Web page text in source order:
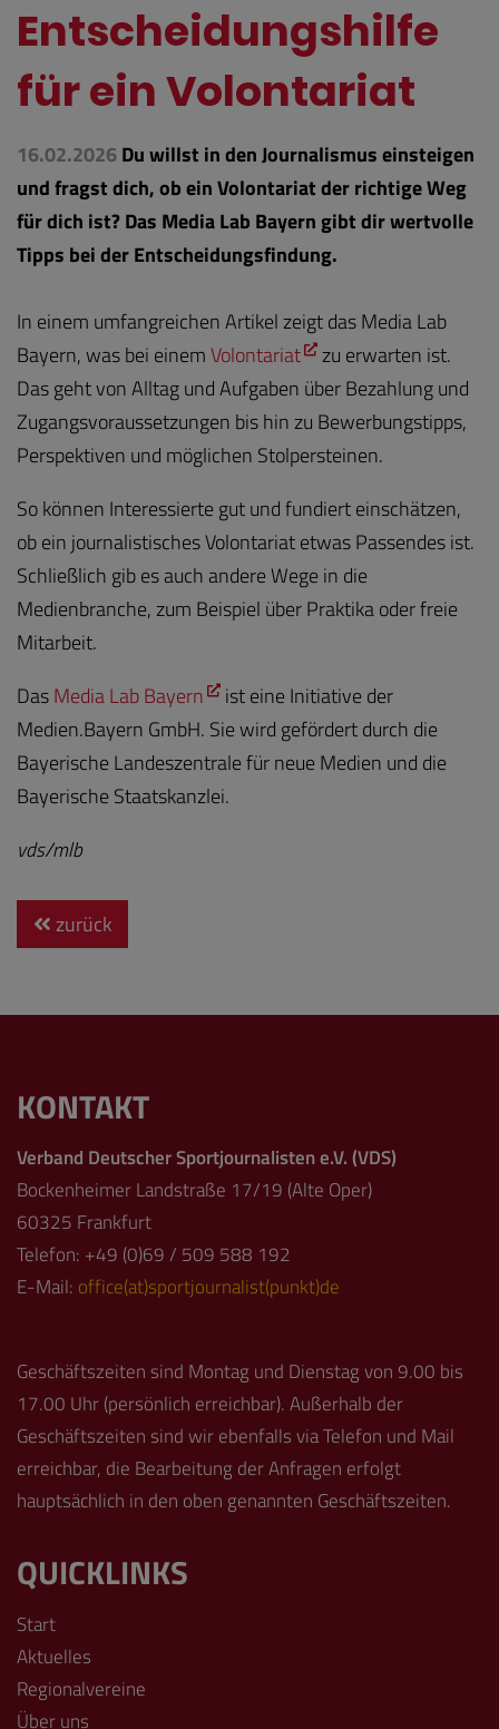
Entscheidungshilfe
für ein Volontariat
16.02.2026Du willst in den Journalismus einsteigen
und fragst dich, ob ein Volontariat der richtige Weg
für dich ist? Das Media Lab Bayern gibt dir wertvolle
Tipps bei der Entscheidungsfindung.
In einem umfangreichen Artikel zeigt das Media Lab
Bayern, was bei einemVolontariat
zu erwarten ist.
Das geht von Alltag und Aufgaben über Bezahlung und
Zugangsvoraussetzungen bis hin zu Bewerbungstipps,
Perspektiven und möglichen Stolpersteinen.
So können Interessierte gut und fundiert einschätzen,
ob ein journalistisches Volontariat etwas Passendes ist.
Schließlich gib es auch andere Wege in die
Medienbranche, zum Beispiel über Praktika oder freie
Mitarbeit.
DasMedia Lab Bayern
ist eine Initiative der
Medien.Bayern GmbH. Sie wird gefördert durch die
Bayerische Landeszentrale für neue Medien und die
Bayerische Staatskanzlei.
vds/mlb
zurück
KONTAKT
Verband Deutscher Sportjournalisten e.V. (VDS)
Bockenheimer Landstraße 17/19 (Alte Oper)
60325 Frankfurt
Telefon: +49 (0)69 / 509 588 192
E-Mail: office(at)sportjournalist(punkt)de
Geschäftszeiten sind Montag und Dienstag von 9.00 bis
17.00 Uhr (persönlich erreichbar). Außerhalb der
Geschäftszeiten sind wir ebenfalls via Telefon und Mail
erreichbar, die Bearbeitung der Anfragen erfolgt
hauptsächlich in den oben genannten Geschäftszeiten.
QUICKLINKS
Start
Aktuelles
Regionalvereine
Über uns